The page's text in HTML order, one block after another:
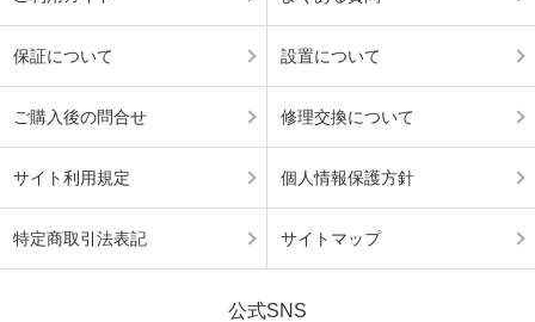
保証について 設置について
ご購入後の問合せ 修理交換について
サイト利用規定 個人情報保護方針
特定商取引法表記 サイトマップ
公式SNS